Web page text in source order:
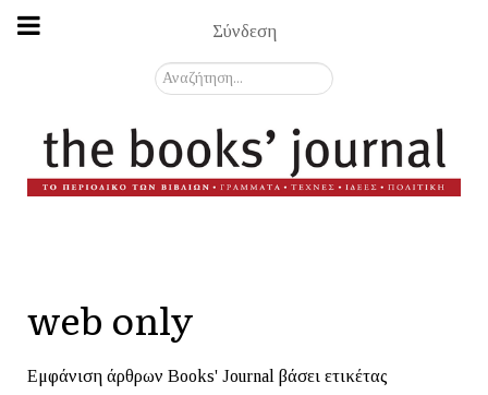
Σύνδεση
Αναζήτηση...
web only
Εμφάνιση άρθρων Books' Journal βάσει ετικέτας